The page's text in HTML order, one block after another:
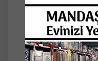
-2 ADET ÜÇLÜ
-2 ADET TEKLİ